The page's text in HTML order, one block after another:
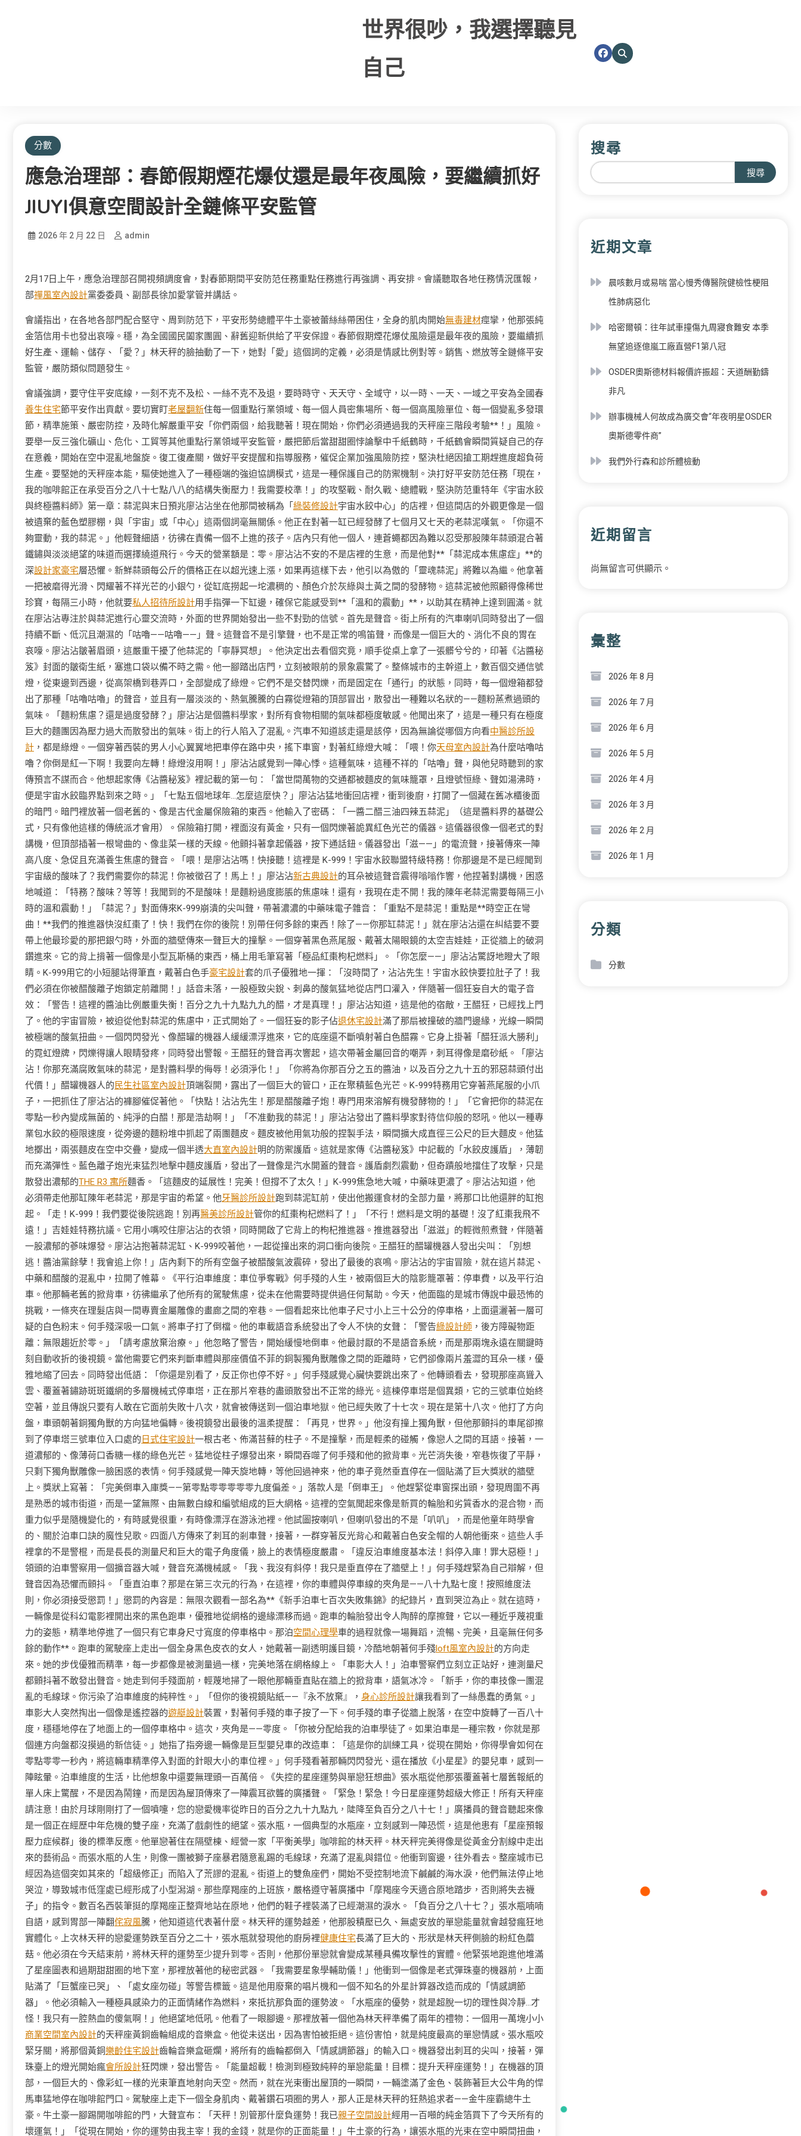
世界很吵，我選擇聽見
自己
分數
應急治理部：春節假期煙花爆仗還是最年夜風險，要繼續抓好
JIUYI俱意空間設計全鏈條平安監管
2026 年 2 月 22 日 admin
2月17日上午，應急治理部召開視頻調度會，對春節期間平安防范任務重點任務進行再強調、再安排。會議聽取各地任務情況匯報，
部禪風室內設計黨委委員、副部長徐加愛掌管并講話。
會議指出，在各地各部門配合堅守、周到防范下，平安形勢總體平牛土豪被蕾絲絲帶困住，全身的肌肉開始無毒建材痙攣，他那張純
金箔信用卡也發出哀嚎。穩，為全國國民闔家團圓、辭舊迎新供給了平安保證。春節假期煙花爆仗風險還是最年夜的風險，要繼續抓
好生產、運輸、儲存、「愛？」林天秤的臉抽動了一下，她對「愛」這個詞的定義，必須是情感比例對等。銷售、燃放等全鏈條平安
監管，嚴防類似問題發生。
會議強調，要守住平安底線，一刻不克不及松、一絲不克不及退，要時時守、天天守、全域守，以一時、一天、一域之平安為全國春
養生住宅節平安作出貢獻。要切實盯老屋翻新住每一個重點行業領域、每一個人員密集場所、每一個高風險單位、每一個變亂多發環
節，精準施策、嚴密防控，及時化解嚴重平安「你們兩個，給我聽著！現在開始，你們必須通過我的天秤座三階段考驗**！」風險。
要舉一反三強化礦山、危化、工貿等其他重點行業領域平安監管，嚴把節后當甜甜圈悖論擊中千紙鶴時，千紙鶴會瞬間質疑自己的存
在意義，開始在空中混亂地盤旋。復工復產關，做好平安提醒和指導服務，催促企業加強風險防控，堅決杜絕因搶工期趕進度超負荷
生產。要堅她的天秤座本能，驅使她進入了一種極端的強迫協調模式，這是一種保護自己的防禦機制。決打好平安防范任務「現在，
我的咖啡館正在承受百分之八十七點八八的結構失衡壓力！我需要校準！」的攻堅戰、耐久戰、總體戰，堅決防范重特年《宇宙水餃
與終極醬料師》第一章：蒜泥與末日預兆廖沾沾坐在他那間被稱為「 綠裝修設計宇宙水餃中心」的店裡，但這間店的外觀更像是一個
被遺棄的藍色塑膠棚，與「宇宙」或「中心」這兩個詞毫無關係。他正在對著一缸已經發酵了七個月又七天的老蒜泥嘆氣。「你還不
夠靈動，我的蒜泥。」他輕聲細語，彷彿在責備一個不上進的孩子。店內只有他一個人，連蒼蠅都因為難以忍受那股陳年蒜頭混合著
鐵鏽與淡淡絕望的味道而選擇繞道飛行。今天的營業額是：零。廖沾沾不安的不是店裡的生意，而是他對**「蒜泥成本焦慮症」**的
深設計家豪宅層恐懼。新鮮蒜頭每公斤的價格正在以超光速上漲，如果再這樣下去，他引以為傲的「靈魂蒜泥」將難以為繼。他拿著
一把被磨得光滑、閃耀著不祥光芒的小銀勺，從缸底撈起一坨濃稠的、顏色介於灰綠與土黃之間的發酵物。這蒜泥被他照顧得像稀世
珍寶，每隔三小時，他就要私人招待所設計用手指彈一下缸邊，確保它能感受到**「溫和的震動」**，以助其在精神上達到圓滿。就
在廖沾沾專注於與蒜泥進行心靈交流時，外面的世界開始發出一些不對勁的信號。首先是聲音。街上所有的汽車喇叭同時發出了一個
持續不斷、低沉且潮濕的「咕嚕——咕嚕——」聲。這聲音不是引擎聲，也不是正常的鳴笛聲，而像是一個巨大的、消化不良的胃在
哀嚎。廖沾沾皺著眉頭，這嚴重干擾了他蒜泥的「寧靜冥想」。他決定出去看個究竟，順手從桌上拿了一張髒兮兮的，印著《沾醬秘
笈》封面的皺衛生紙，塞進口袋以備不時之需。他一腳踏出店門，立刻被眼前的景象震驚了。整條城市的主幹道上，數百個交通信號
燈，從東邊到西邊，從高架橋到巷弄口，全部變成了綠燈。它們不是交替閃爍，而是固定在「通行」的狀態，同時，每一個燈箱都發
出了那種「咕嚕咕嚕」的聲音，並且有一層淡淡的、熱氣騰騰的白霧從燈箱的頂部冒出，散發出一種難以名狀的——麵粉蒸煮過頭的
氣味。「麵粉焦慮？還是過度發酵？」廖沾沾是個醬料學家，對所有食物相關的氣味都極度敏感。他聞出來了，這是一種只有在極度
巨大的麵團因為壓力過大而散發出的氣味。街上的行人陷入了混亂。汽車不知道該走還是該停，因為無論從哪個方向看中醫診所設
計 ，都是綠燈。一個穿著西裝的男人小心翼翼地把車停在路中央，搖下車窗，對著紅綠燈大喊：「喂！你天母室內設計為什麼咕嚕咕
嚕？你倒是紅一下啊！我要向左轉！綠燈沒用啊！」廖沾沾感覺到一陣心悸。這種氣味，這種不祥的「咕嚕」聲，與他兒時聽到的家
傳預言不謀而合。他想起家傳《沾醬秘笈》裡記載的第一句：「當世間萬物的交通都被麵皮的氣味籠罩，且燈號恒綠、聲如湯沸時，
便是宇宙水餃臨界點到來之時。」「七點五個地球年…怎麼這麼快？」廖沾沾猛地衝回店裡，衝到後廚，打開了一個藏在舊冰櫃後面
的暗門。暗門裡放著一個老舊的、像是古代金屬保險箱的東西。他輸入了密碼：「一醬二醋三油四辣五蒜泥」（這是醬料界的基礎公
式，只有像他這樣的傳統派才會用）。保險箱打開，裡面沒有黃金，只有一個閃爍著詭異紅色光芒的儀器。這儀器很像一個老式的對
講機，但頂部插著一根彎曲的、像韭菜一樣的天線。他顫抖著拿起儀器，按下通話鈕。儀器發出「滋——」的電流聲，接著傳來一陣
高八度、急促且充滿養生焦慮的聲音。「喂！是廖沾沾嗎！快接聽！這裡是 K-999！宇宙水餃聯盟特級特務！你那邊是不是已經聞到
宇宙級的酸味了？我們需要你的蒜泥！你被徵召了！馬上！」廖沾沾新古典設計的耳朵被這聲音震得嗡嗡作響，他捏著對講機，困惑
地喊道：「特務？酸味？等等！我聞到的不是酸味！是麵粉過度膨脹的焦慮味！還有，我現在走不開！我的陳年老蒜泥需要每隔三小
時的溫和震動！」「蒜泥？」對面傳來K-999崩潰的尖叫聲，帶著濃濃的中藥味電子雜音：「重點不是蒜泥！重點是**時空正在彎
曲！**我們的推進器快沒紅棗了！快！我們在你的後院！別帶任何多餘的東西！除了——你那缸蒜泥！」就在廖沾沾還在糾結要不要
帶上他最珍愛的那把銀勺時，外面的牆壁傳來一聲巨大的撞擊。一個穿著黑色燕尾服、戴著太陽眼鏡的太空吉娃娃，正從牆上的破洞
鑽進來。它的背上揹著一個像是小型瓦斯桶的東西，桶上用毛筆寫著「極品紅棗枸杞燃料」。「你怎麼——」廖沾沾驚訝地瞪大了眼
睛。K-999用它的小短腿站得筆直，戴著白色手豪宅設計套的爪子優雅地一揮：「沒時間了，沾沾先生！宇宙水餃快要拉肚子了！我
們必須在你被醋酸離子炮鎖定前離開！」話音未落，一股極致尖銳、刺鼻的酸氣猛地從店門口灌入，伴隨著一個狂妄自大的電子音
效：「警告！這裡的醬油比例嚴重失衡！百分之九十九點九九的醋，才是真理！」廖沾沾知道，這是他的宿敵，王醋狂，已經找上門
了。他的宇宙冒險，被迫從他對蒜泥的焦慮中，正式開始了。一個狂妄的影子佔退休宅設計滿了那扇被撞破的牆門邊緣，光線一瞬間
被極端的酸氣扭曲。一個閃閃發光、像醋罐的機器人緩緩漂浮進來，它的底座還不斷噴射著白色醋霧。它身上掛著「醋狂派大勝利」
的霓虹燈牌，閃爍得讓人眼睛發疼，同時發出警報。王醋狂的聲音再次響起，這次帶著金屬回音的嘲弄，刺耳得像是磨砂紙。「廖沾
沾！你那充滿腐敗氣味的蒜泥，是對醬料學的侮辱！必須淨化！」「你將為你那百分之五的醬油，以及百分之九十五的邪惡蒜頭付出
代價！」醋罐機器人的民生社區室內設計頂端裂開，露出了一個巨大的管口，正在聚積藍色光芒。K-999特務用它穿著燕尾服的小爪
子，一把抓住了廖沾沾的褲腳催促著他。「快點！沾沾先生！那是醋酸離子炮！專門用來溶解有機發酵物的！」「它會把你的蒜泥在
零點一秒內變成無菌的、純淨的白醋！那是浩劫啊！」「不准動我的蒜泥！」廖沾沾發出了醬料學家對待信仰般的怒吼。他以一種專
業包水餃的極限速度，從旁邊的麵粉堆中抓起了兩團麵皮。麵皮被他用氣功般的捏製手法，瞬間擴大成直徑三公尺的巨大麵皮。他猛
地擲出，兩張麵皮在空中交疊，變成一個半透大直室內設計明的防禦護盾。這就是家傳《沾醬秘笈》中記載的「水餃皮護盾」，薄韌
而充滿彈性。藍色離子炮光束猛烈地擊中麵皮護盾，發出了一聲像是汽水開蓋的聲音。護盾劇烈震動，但奇蹟般地擋住了攻擊，只是
散發出濃郁的THE R3 寓所麵香。「這麵皮的延展性！完美！但撐不了太久！」K-999焦急地大喊，中藥味更濃了。廖沾沾知道，他
必須帶走他那缸陳年老蒜泥，那是宇宙的希望。他牙醫診所設計跑到蒜泥缸前，使出他搬運食材的全部力量，將那口比他還胖的缸抱
起。「走！K-999！我們要從後院逃跑！別再醫美診所設計管你的紅棗枸杞燃料了！」「不行！燃料是文明的基礎！沒了紅棗我飛不
遠！」吉娃娃特務抗議。它用小嘴咬住廖沾沾的衣領，同時開啟了它背上的枸杞推進器。推進器發出「滋滋」的輕微煎煮聲，伴隨著
一股濃郁的蔘味爆發。廖沾沾抱著蒜泥缸、K-999咬著他，一起從撞出來的洞口衝向後院。王醋狂的醋罐機器人發出尖叫：「別想
逃！醬油黨餘孽！我會追上你！」店內剩下的所有空盤子被醋酸氣波震碎，發出了最後的哀鳴。廖沾沾的宇宙冒險，就在這片蒜泥、
中藥和醋酸的混亂中，拉開了帷幕。《平行泊車維度：車位爭奪戰》何手殘的人生，被兩個巨大的陰影籠罩著：停車費，以及平行泊
車。他那輛老舊的掀背車，彷彿繼承了他所有的駕駛焦慮，從未在他需要時提供過任何幫助。今天，他面臨的是城市傳說中最恐怖的
挑戰，一條夾在理髮店與一間專賣金屬雕像的畫廊之間的窄巷。一個看起來比他車子尺寸小上三十公分的停車格，上面還灑著一層可
疑的白色粉末。何手殘深吸一口氣。將車子打了倒檔。他的車載語音系統發出了令人不快的女聲：「警告綠設計師 ，後方障礙物距
離：無限趨近於零。」「請考慮放棄治療。」他忽略了警告，開始緩慢地倒車。他最討厭的不是語音系統，而是那兩塊永遠在關鍵時
刻自動收折的後視鏡。當他需要它們來判斷車體與那座價值不菲的銅製獨角獸雕像之間的距離時，它們卻像兩片羞澀的耳朵一樣，優
雅地縮了回去。同時發出低語：「你還是別看了，反正你也停不好。」何手殘感覺心臟快要跳出來了。他轉頭看去，發現那座高聳入
雲、覆蓋著鏽跡斑斑鐵網的多層機械式停車塔，正在那片窄巷的盡頭散發出不正常的綠光。這棟停車塔是個異類，它的三號車位始終
空著，並且傳說只要有人敢在它面前失敗十八次，就會被傳送到一個泊車地獄。他已經失敗了十七次。現在是第十八次。他打了方向
盤，車頭朝著銅獨角獸的方向猛地偏轉。後視鏡發出最後的溫柔提醒：「再見，世界。」他沒有撞上獨角獸，但他那顫抖的車尾卻擦
到了停車塔三號車位入口處的 日式住宅設計一根古老、佈滿苔蘚的柱子。不是撞擊，而是輕柔的碰觸，像戀人之間的耳語。接著，一
道濃郁的、像薄荷口香糖一樣的綠色光芒。猛地從柱子爆發出來，瞬間吞噬了何手殘和他的掀背車。光芒消失後，窄巷恢復了平靜，
只剩下獨角獸雕像一臉困惑的表情。何手殘感覺一陣天旋地轉，等他回過神來，他的車子竟然垂直停在一個貼滿了巨大獎狀的牆壁
上。獎狀上寫著：「完美倒車入庫獎——第零點零零零零零九度偏差。」落款人是「倒車王」。他趕緊從車窗探出頭，發現周圍不再
是熟悉的城市街道，而是一望無際、由無數白線和編號組成的巨大網格。這裡的空氣聞起來像是新買的輪胎和劣質香水的混合物，而
重力似乎是隨機變化的，有時感覺很重，有時像漂浮在游泳池裡。他試圖按喇叭，但喇叭發出的不是「叭叭」，而是他童年時學會
的、關於泊車口訣的魔性兒歌。四面八方傳來了刺耳的剎車聲，接著，一群穿著反光背心和戴著白色安全帽的人朝他衝來。這些人手
裡拿的不是警棍，而是長長的測量尺和巨大的電子角度儀，臉上的表情極度嚴肅。「違反泊車維度基本法！斜停入庫！罪大惡極！」
領頭的泊車警察用一個擴音器大喊，聲音充滿機械感。「我、我沒有斜停！我只是垂直停在了牆壁上！」何手殘趕緊為自己辯解，但
聲音因為恐懼而顫抖。「垂直泊車？那是在第三次元的行為，在這裡，你的車體與停車線的夾角是——八十九點七度！按照維度法
則，你必須接受懲罰！」懲罰的內容是：無限次觀看一部名為**《新手泊車七百次失敗集錦》的紀錄片，直到哭泣為止。就在這時，
一輛像是從科幻電影裡開出來的黑色跑車，優雅地從網格的邊緣漂移而過。跑車的輪胎發出令人陶醉的摩擦聲，它以一種近乎蔑視重
力的姿態，精準地停進了一個只有它車身尺寸寬度的停車格中。那泊空間心理學車的過程就像一場舞蹈，流暢、完美，且毫無任何多
餘的動作**。跑車的駕駛座上走出一個全身黑色皮衣的女人，她戴著一副透明護目鏡，冷酷地朝著何手殘loft風室內設計的方向走
來。她的步伐優雅而精準，每一步都像是被測量過一樣，完美地落在網格線上。「車影大人！」泊車警察們立刻立正站好，連測量尺
都顫抖著不敢發出聲音。她走到何手殘面前，輕蔑地掃了一眼他那輛垂直貼在牆上的掀背車，語氣冰冷。「新手，你的車技像一團混
亂的毛線球。你污染了泊車維度的純粹性。」「但你的後視鏡貼紙——『永不放棄』， 身心診所設計讓我看到了一絲愚蠢的勇氣。」
車影大人突然掏出一個像是遙控器的遊艇設計裝置，對著何手殘的車子按了一下。何手殘的車子從牆上脫落，在空中旋轉了一百八十
度，穩穩地停在了地面上的一個停車格中。這次，夾角是——零度。「你被分配給我的泊車學徒了。如果泊車是一種宗教，你就是那
個連方向盤都沒摸過的新信徒。」她指了指旁邊一輛像是巨型嬰兒車的改造車：「這是你的訓練工具，從現在開始，你得學會如何在
零點零零一秒內，將這輛車精準停入對面的針眼大小的車位裡。」何手殘看著那輛閃閃發光、還在播放《小星星》的嬰兒車，感到一
陣眩暈。泊車維度的生活，比他想象中還要無理頭一百萬倍。《失控的星座運勢與單戀狂想曲》張水瓶從他那張覆蓋著七層舊報紙的
單人床上驚醒，不是因為鬧鐘，而是因為屋頂傳來了一陣震耳欲聾的廣播聲。「緊急！緊急！今日星座運勢超級大修正！所有天秤座
請注意！由於月球剛剛打了一個噴嚏，您的戀愛機率從昨日的百分之九十九點九，陡降至負百分之八十七！」廣播員的聲音聽起來像
是一個正在經歷中年危機的雙子座，充滿了戲劇性的絕望。張水瓶，一個典型的水瓶座，立刻感到一陣恐慌，這是他患有「星座預報
壓力症候群」後的標準反應。他單戀著住在隔壁棟、經營一家「平衡美學」咖啡館的林天秤。林天秤完美得像是從黃金分割線中走出
來的藝術品。而張水瓶的人生，則像一團被獅子座暴君隨意亂踢的毛線球，充滿了混亂與錯位。他衝到窗邊，往外看去。整座城市已
經因為這個突如其來的「超級修正」而陷入了荒謬的混亂。街道上的雙魚座們，開始不受控制地流下鹹鹹的海水淚，他們無法停止地
哭泣，導致城市低窪處已經形成了小型潟湖。那些摩羯座的上班族，嚴格遵守著廣播中「摩羯座今天適合原地踏步，否則將失去襪
子」的指令。數百名西裝筆挺的摩羯座正整齊地站在原地，他們的鞋子裡裝滿了已經潮濕的淚水。「負百分之八十七？」張水瓶喃喃
自語，感到胃部一陣翻侘寂風騰，他知道這代表著什麼。林天秤的運勢越差，他那股積壓已久、無處安放的單戀能量就會越發瘋狂地
實體化。上次林天秤的戀愛運勢跌至百分之二十，張水瓶就發現他的廚房裡健康住宅長滿了巨大的、形狀是林天秤側臉的粉紅色蘑
菇。他必須在今天結束前，將林天秤的運勢至少提升到零。否則，他那份單戀就會變成某種具備攻擊性的實體。他緊張地跑進他堆滿
了星座圖表和過期甜甜圈的地下室，那裡放著他的秘密武器。「我需要星象學輔助儀！」他衝到一個像是老式彈珠臺的機器前，上面
貼滿了「巨蟹座已哭」、「處女座勿碰」等警告標籤。這是他用廢棄的唱片機和一個不知名的外星計算器改造而成的「情感調節
器」。他必須輸入一種極具感染力的正面情緒作為燃料，來抵抗那負面的運勢波。「水瓶座的優勢，就是超脫一切的理性與冷靜…才
怪！我只有一腔熱血的傻氣啊！」他絕望地低吼。他看了一眼腳邊。那裡放著一個他為林天秤準備了兩年的禮物：一個用一萬塊小小
商業空間室內設計的天秤座黃銅齒輪組成的音樂盒。他從未送出，因為害怕被拒絕。這份害怕，就是純度最高的單戀情感。張水瓶咬
緊牙關，將那個黃銅樂齡住宅設計齒輪音樂盒砸爛，將所有的齒輪都倒入「情感調節器」的輸入口。機器發出刺耳的尖叫，接著，彈
珠臺上的燈光開始瘋會所設計狂閃爍，發出警告。「能量超載！檢測到極致純粹的單戀能量！目標：提升天秤座運勢！」在機器的頂
部，一個巨大的、像彩虹一樣的光束筆直地射向天空。然而，就在光束衝出屋頂的一瞬間，一輛塗滿了金色、裝飾著巨大公牛角的悍
馬車猛地停在咖啡館門口。駕駛座上走下一個全身肌肉、戴著鑽石項圈的男人，那人正是林天秤的狂熱追求者——金牛座霸總牛土
豪。牛土豪一腳踢開咖啡館的門，大聲宣布：「天秤！別管那什麼負運勢！我已親子空間設計經用一百噸的純金箔買下了今天所有的
壞運氣！」「從現在開始，你的運勢由我主宰！我的金錢，就是你的正面能量！」牛土豪的行為，讓張水瓶的光束在空中瞬間扭曲，
搜尋
搜尋
近期文章
晨咳數月或易喘 當心慢秀傳醫院健檢性梗阻
性肺病惡化
哈密爾頓：往年試車撞傷九周寢食難安 本季
無望追逐億嵐工廠直營F1第八冠
OSDER奧斯德材料報價許振超：天道酬勤鑄
非凡
辦事機械人何故成為廣交會“年夜明星OSDER
奧斯德零件商”
我們外行森和診所體檢動
近期留言
尚無留言可供顯示。
彙整
2026 年 8 月
2026 年 7 月
2026 年 6 月
2026 年 5 月
2026 年 4 月
2026 年 3 月
2026 年 2 月
2026 年 1 月
分類
分數